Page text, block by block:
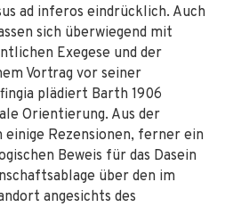
ad inferos eindrücklich. Auch
sich überwiegend mit
Exegese und der
Vortrag vor seiner
plädiert Barth 1906
Orientierung. Aus der
Rezensionen, ferner ein
Beweis für das Dasein
über den im
angesichts des